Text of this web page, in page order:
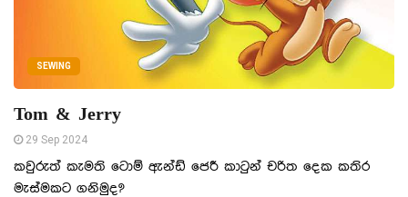
SEWING
Tom & Jerry
29 Sep 2024
කවුරුත් කැමති ටොම් ඇන්ඩ් ජෙරී කාටුන් චරිත දෙක කතිර
මැස්මකට ගනිමුද?